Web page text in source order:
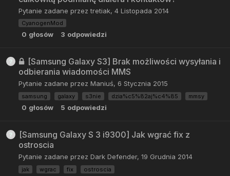
Pytanie zadane przeztretiak, 4 Listopada 2014
CyanogenMod
0 głosów 3 odpowiedzi
[Samsung Galaxy S3] Brak możliwości wysyłania i
odbierania wiadomości MMS
Pytanie zadane przez Maniuś, 6 Stycznia 2015
samsung galaxy s3nie dzia%c5%82aj%c4%85 mmsy
0 głosów 5 odpowiedzi
[Samsung Galaxy S 3 i9300] Jak wgrać fix z
ostroscia
Pytanie zadane przez Dark Defender, 19 Grudnia 2014
jak wgrac fix ostroscia